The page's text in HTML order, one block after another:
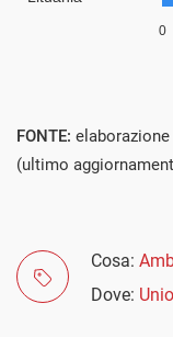
FONTE:
(ultimo
Cosa:
Dove: